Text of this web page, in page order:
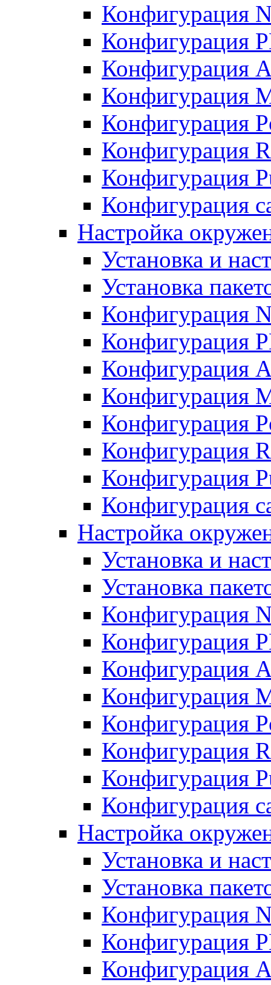
Конфигурация
Конфигурация
Конфигурация
Конфигурация
Конфигурация
Конфигурация
Конфигурация
Конфигурация
Настройка
Установка и
Установка
Конфигурация
Конфигурация
Конфигурация
Конфигурация
Конфигурация
Конфигурация
Конфигурация
Конфигурация
Настройка
Установка и
Установка
Конфигурация
Конфигурация
Конфигурация
Конфигурация
Конфигурация
Конфигурация
Конфигурация
Конфигурация
Настройка
Установка и
Установка
Конфигурация
Конфигурация
Конфигурация